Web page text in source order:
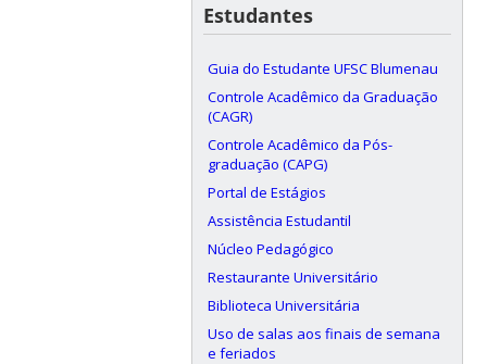
Estudantes
Guia do Estudante UFSC Blumenau
Controle Acadêmico da Graduação
(CAGR)
Controle Acadêmico da Pós-
graduação (CAPG)
Portal de Estágios
Assistência Estudantil
Núcleo Pedagógico
Restaurante Universitário
Biblioteca Universitária
Uso de salas aos finais de semana
e feriados